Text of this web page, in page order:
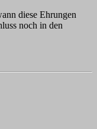
diese Ehrungen
noch in den